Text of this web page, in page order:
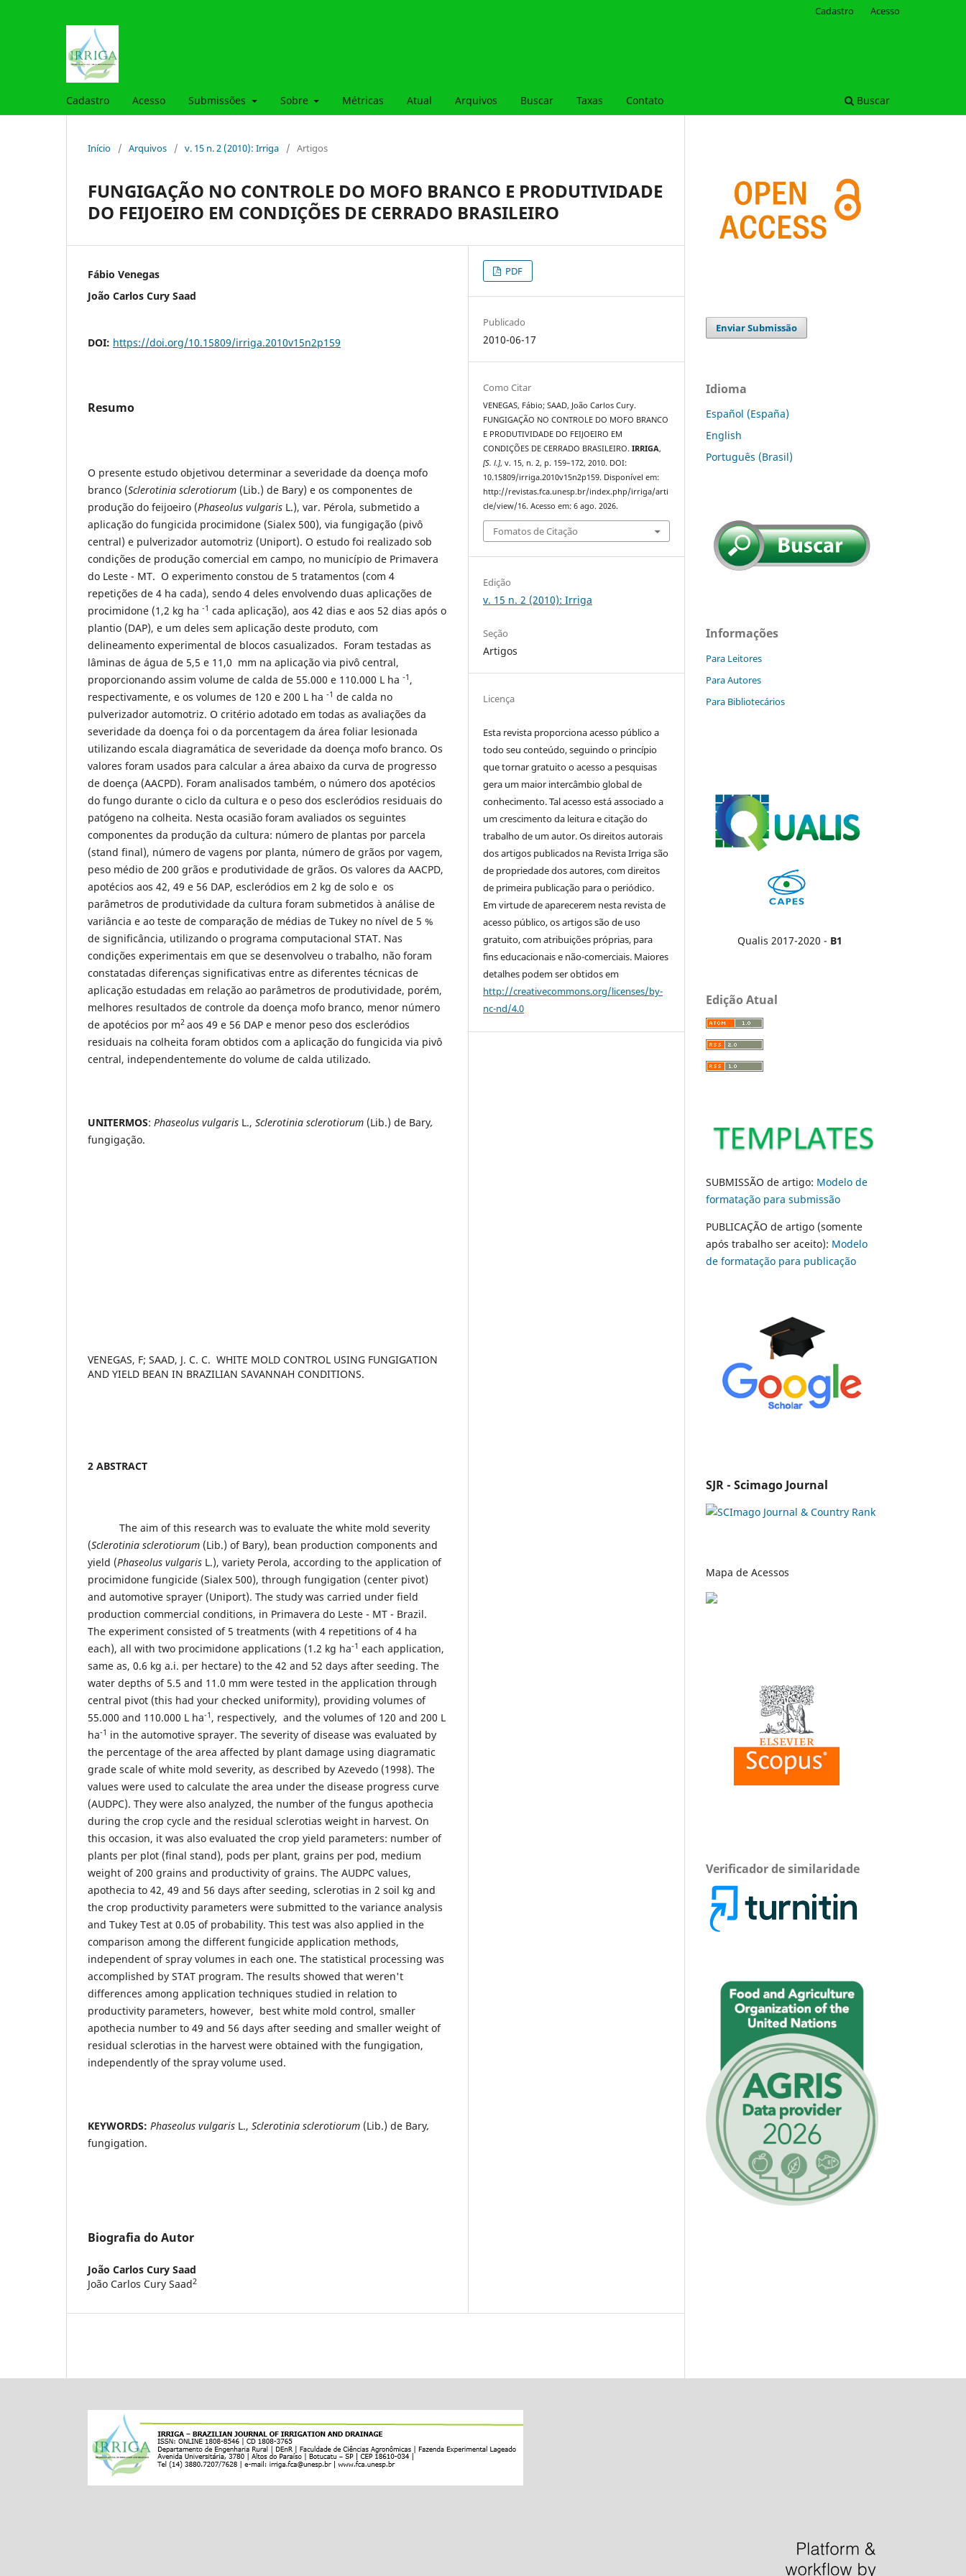
Cadastro Acesso Submissões Sobre Métricas Atual Arquivos Buscar Taxas Contato Buscar
Cadastro Acesso
Início / Arquivos / v. 15 n. 2 (2010): Irriga / Artigos
FUNGIGAÇÃO NO CONTROLE DO MOFO BRANCO E PRODUTIVIDADE
DO FEIJOEIRO EM CONDIÇÕES DE CERRADO BRASILEIRO
Fábio Venegas
João Carlos Cury Saad
DOI: https://doi.org/10.15809/irriga.2010v15n2p159
Resumo
O presente estudo objetivou determinar a severidade da doença mofo
branco (Sclerotinia sclerotiorum (Lib.) de Bary) e os componentes de
produção do feijoeiro (Phaseolus vulgaris L.), var. Pérola, submetido a
aplicação do fungicida procimidone (Sialex 500), via fungigação (pivô
central) e pulverizador automotriz (Uniport). O estudo foi realizado sob
condições de produção comercial em campo, no município de Primavera
do Leste - MT. O experimento constou de 5 tratamentos (com 4
repetições de 4 ha cada), sendo 4 deles envolvendo duas aplicações de
procimidone (1,2 kg ha -1 cada aplicação), aos 42 dias e aos 52 dias após o
plantio (DAP), e um deles sem aplicação deste produto, com
delineamento experimental de blocos casualizados. Foram testadas as
lâminas de água de 5,5 e 11,0 mm na aplicação via pivô central,
proporcionando assim volume de calda de 55.000 e 110.000 L ha -1 ,
respectivamente, e os volumes de 120 e 200 L ha -1 de calda no
pulverizador automotriz. O critério adotado em todas as avaliações da
severidade da doença foi o da porcentagem da área foliar lesionada
utilizando escala diagramática de severidade da doença mofo branco. Os
valores foram usados para calcular a área abaixo da curva de progresso
de doença (AACPD). Foram analisados também, o número dos apotécios
do fungo durante o ciclo da cultura e o peso dos escleródios residuais do
patógeno na colheita. Nesta ocasião foram avaliados os seguintes
componentes da produção da cultura: número de plantas por parcela
(stand final), número de vagens por planta, número de grãos por vagem,
peso médio de 200 grãos e produtividade de grãos. Os valores da AACPD,
apotécios aos 42, 49 e 56 DAP, escleródios em 2 kg de solo e os
parâmetros de produtividade da cultura foram submetidos à análise de
variância e ao teste de comparação de médias de Tukey no nível de 5 %
de significância, utilizando o programa computacional STAT. Nas
condições experimentais em que se desenvolveu o trabalho, não foram
constatadas diferenças significativas entre as diferentes técnicas de
aplicação estudadas em relação ao parâmetros de produtividade, porém,
melhores resultados de controle da doença mofo branco, menor número
de apotécios por m2 aos 49 e 56 DAP e menor peso dos escleródios
residuais na colheita foram obtidos com a aplicação do fungicida via pivô
central, independentemente do volume de calda utilizado.
UNITERMOS: Phaseolus vulgaris L., Sclerotinia sclerotiorum (Lib.) de Bary,
fungigação.
VENEGAS, F; SAAD, J. C. C. WHITE MOLD CONTROL USING FUNGIGATION
AND YIELD BEAN IN BRAZILIAN SAVANNAH CONDITIONS.
2 ABSTRACT
The aim of this research was to evaluate the white mold severity
(Sclerotinia sclerotiorum (Lib.) of Bary), bean production components and
yield (Phaseolus vulgaris L.), variety Perola, according to the application of
procimidone fungicide (Sialex 500), through fungigation (center pivot)
and automotive sprayer (Uniport). The study was carried under field
production commercial conditions, in Primavera do Leste - MT - Brazil.
The experiment consisted of 5 treatments (with 4 repetitions of 4 ha
each), all with two procimidone applications (1.2 kg ha-1 each application,
same as, 0.6 kg a.i. per hectare) to the 42 and 52 days after seeding. The
water depths of 5.5 and 11.0 mm were tested in the application through
central pivot (this had your checked uniformity), providing volumes of
55.000 and 110.000 L ha-1 , respectively, and the volumes of 120 and 200 L
ha-1 in the automotive sprayer. The severity of disease was evaluated by
the percentage of the area affected by plant damage using diagramatic
grade scale of white mold severity, as described by Azevedo (1998). The
values were used to calculate the area under the disease progress curve
(AUDPC). They were also analyzed, the number of the fungus apothecia
during the crop cycle and the residual sclerotias weight in harvest. On
this occasion, it was also evaluated the crop yield parameters: number of
plants per plot (final stand), pods per plant, grains per pod, medium
weight of 200 grains and productivity of grains. The AUDPC values,
apothecia to 42, 49 and 56 days after seeding, sclerotias in 2 soil kg and
the crop productivity parameters were submitted to the variance analysis
and Tukey Test at 0.05 of probability. This test was also applied in the
comparison among the different fungicide application methods,
independent of spray volumes in each one. The statistical processing was
accomplished by STAT program. The results showed that weren't
differences among application techniques studied in relation to
productivity parameters, however, best white mold control, smaller
apothecia number to 49 and 56 days after seeding and smaller weight of
residual sclerotias in the harvest were obtained with the fungigation,
independently of the spray volume used.
KEYWORDS: Phaseolus vulgaris L., Sclerotinia sclerotiorum (Lib.) de Bary,
fungigation.
Biografia do Autor
João Carlos Cury Saad
João Carlos Cury Saad2
PDF
Publicado
2010-06-17
Como Citar
VENEGAS, Fábio; SAAD, João Carlos Cury.
FUNGIGAÇÃO NO CONTROLE DO MOFO BRANCO
E PRODUTIVIDADE DO FEIJOEIRO EM
CONDIÇÕES DE CERRADO BRASILEIRO.IRRIGA,
[S. l.], v. 15, n. 2, p. 159–172, 2010. DOI:
10.15809/irriga.2010v15n2p159. Disponível em:
http://revistas.fca.unesp.br/index.php/irriga/arti
cle/view/16. Acesso em: 6 ago. 2026.
Fomatos de Citação
Edição
v. 15 n. 2 (2010): Irriga
Seção
Artigos
Licença
Esta revista proporciona acesso público a
todo seu conteúdo, seguindo o princípio
que tornar gratuito o acesso a pesquisas
gera um maior intercâmbio global de
conhecimento. Tal acesso está associado a
um crescimento da leitura e citação do
trabalho de um autor. Os direitos autorais
dos artigos publicados na Revista Irriga são
de propriedade dos autores, com direitos
de primeira publicação para o periódico.
Em virtude de aparecerem nesta revista de
acesso público, os artigos são de uso
gratuito, com atribuições próprias, para
fins educacionais e não-comerciais. Maiores
detalhes podem ser obtidos em
http://creativecommons.org/licenses/by-
nc-nd/4.0
Enviar Submissão
Idioma
Español (España)
English
Português (Brasil)
Informações
Para Leitores
Para Autores
Para Bibliotecários
Qualis 2017-2020 - B1
Edição Atual
SUBMISSÃO de artigo: Modelo de
formatação para submissão
PUBLICAÇÃO de artigo (somente
após trabalho ser aceito): Modelo
de formatação para publicação
SJR - Scimago Journal
Mapa de Acessos
Verificador de similaridade